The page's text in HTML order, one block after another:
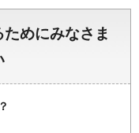
めにみなさま